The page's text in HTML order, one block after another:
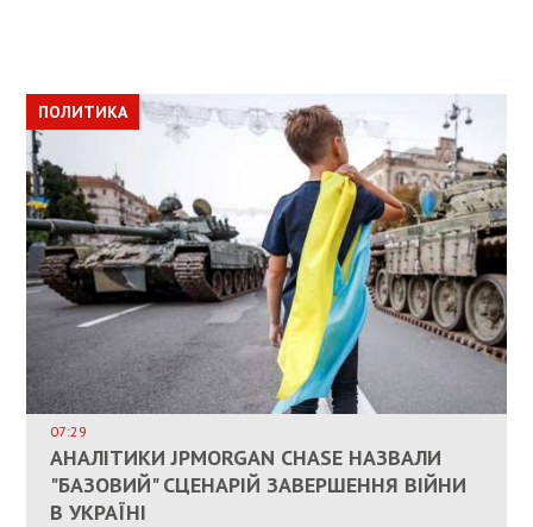
ПОЛИТИКА
КАНДИДАТ В ПРЕМЬЕРЫ ПОЛЬШИ ПРИЗВАЛ
ЕС ПРЕКРАТИТЬ ВОЕННУЮ ПОМОЩЬ
УКРАИНЕ
ПОЛИТИКА
07:29
АНАЛІТИКИ JPMORGAN CHASE НАЗВАЛИ
"БАЗОВИЙ" СЦЕНАРІЙ ЗАВЕРШЕННЯ ВІЙНИ
В УКРАЇНІ
ОБЩЕСТВО
ВЛАСНИКАМ ЗРУЙНОВАНОГО ЖИТЛА
ДОЗВОЛИЛИ НЕ ПЛАТИТИ ЗА КОМУНАЛКУ
ПОЛИТИКА
ИНТЕГРАЦИЯ УКРАИНЫ В НАТО ВРЯД ЛИ
СОСТОИТСЯ В БЛИЖАЙШЕЕ ВРЕМЯ, –
РЮТТЕ
ЭКОНОМИКА
ПАЛИВНИЙ РИНОК РОЗІГРІЛИ ШТУЧНО:
АНАЛІТИКИ ЗВИНУВАТИЛИ АЗС У
СПЕКУЛЯЦІЇ